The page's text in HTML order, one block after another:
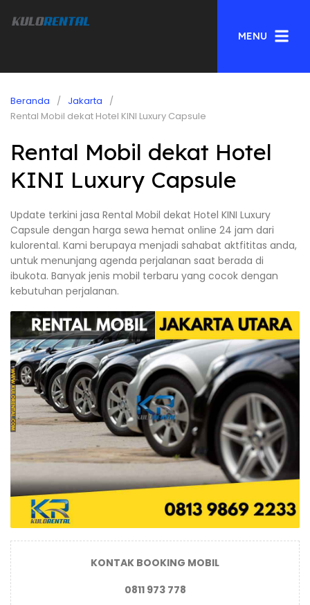
MENU
Beranda
Jakarta
Rental Mobil dekat Hotel KINI Luxury Capsule
Rental Mobil dekat Hotel
KINI Luxury Capsule
Update terkini jasa Rental Mobil dekat Hotel KINI Luxury
Capsule dengan harga sewa hemat online 24 jam dari
kulorental. Kami berupaya menjadi sahabat aktfititas anda,
untuk menunjang agenda perjalanan saat berada di
ibukota. Banyak jenis mobil terbaru yang cocok dengan
kebutuhan perjalanan.
KONTAK BOOKING MOBIL
0811 973 778